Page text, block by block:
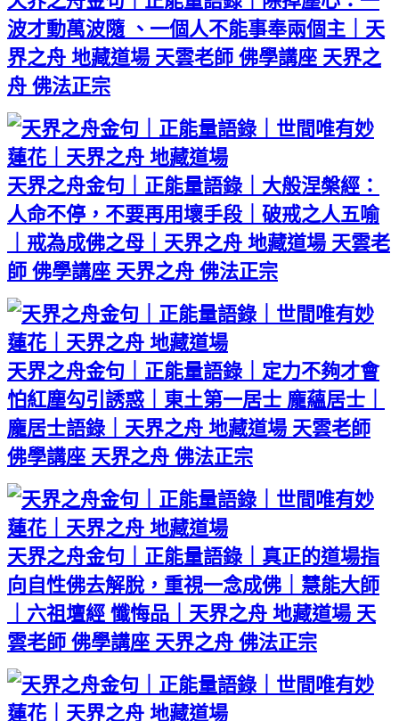
波才動萬波隨 、一個人不能事奉兩個主｜天
界之舟 地藏道場 天雲老師 佛學講座 天界之
舟 佛法正宗
天界之舟金句｜正能量語錄｜大般涅槃經：
人命不停，不要再用壞手段｜破戒之人五喻
｜戒為成佛之母｜天界之舟 地藏道場 天雲老
師 佛學講座 天界之舟 佛法正宗
天界之舟金句｜正能量語錄｜定力不夠才會
怕紅塵勾引誘惑｜東土第一居士 龐蘊居士｜
龐居士語錄｜天界之舟 地藏道場 天雲老師
佛學講座 天界之舟 佛法正宗
天界之舟金句｜正能量語錄｜真正的道場指
向自性佛去解脫，重視一念成佛｜慧能大師
｜六祖壇經 懺悔品｜天界之舟 地藏道場 天
雲老師 佛學講座 天界之舟 佛法正宗